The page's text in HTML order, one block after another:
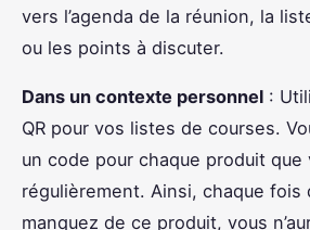
vers l’agenda de la réunion, la
ou les points à discuter.
Dans un contexte personnel :
QR pour vos listes de courses.
un code pour chaque produit que
régulièrement. Ainsi, chaque fois
manquez de ce produit, vous